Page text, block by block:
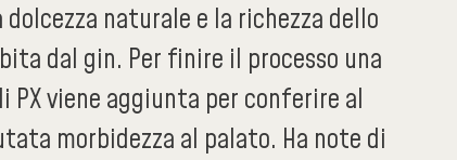
dolcezza naturale e la richezza dello
dal gin. Per finire il processo una
viene aggiunta per conferire al
morbidezza al palato. Ha note di